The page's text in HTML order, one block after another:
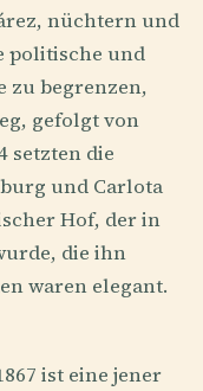
nüchtern und
politische und
zu begrenzen,
gefolgt von
setzten die
und Carlota
Hof, der in
die ihn
waren elegant.
ist eine jener